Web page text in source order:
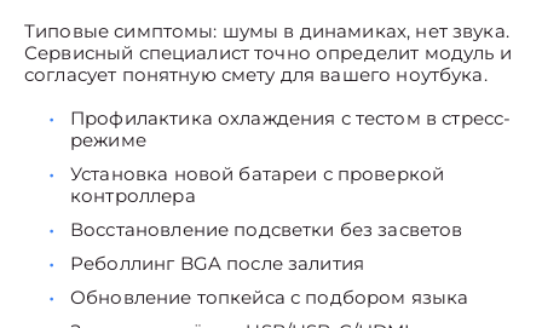
Типовые симптомы: шумы в динамиках, нет звука.
Сервисный специалист точно определит модуль и
согласует понятную смету для вашего ноутбука.
Профилактика охлаждения с тестом в стресс-
режиме
Установка новой батареи с проверкой
контроллера
Восстановление подсветки без засветов
Реболлинг BGA после залития
Обновление топкейса с подбором языка